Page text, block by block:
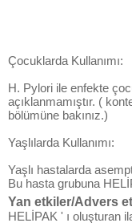
Çocuklarda Kullanımı:
H. Pylori ile enfekte
açıklanmamıştır. (
bölümüne bakınız.)
Yaşlılarda Kullanımı:
Yaşlı hastalarda
Bu hasta grubuna
Yan etkiler/Advers
HELİPAK ' ı oluşturan